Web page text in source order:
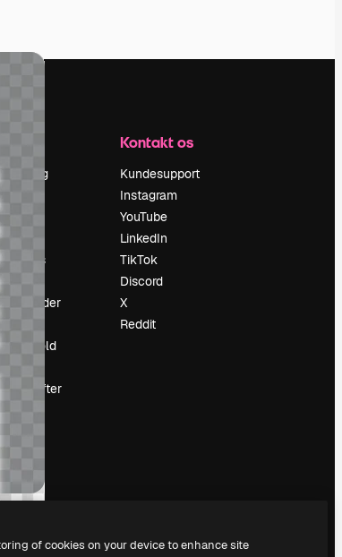
indhold
du efter
Kontakt os
Kundesupport
Instagram
YouTube
LinkedIn
TikTok
Discord
X
Reddit
of cookies on your device to enhance site